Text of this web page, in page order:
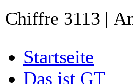
Chiffre 3113 |
Startseite
Das ist GT